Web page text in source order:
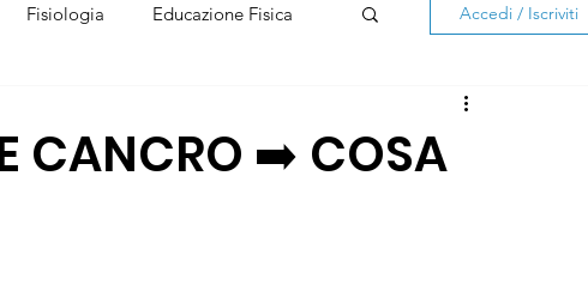
Fisiologia Educazione Fisica
cittadino
Accedi / Iscriviti
CANCRO ➡️ COSA